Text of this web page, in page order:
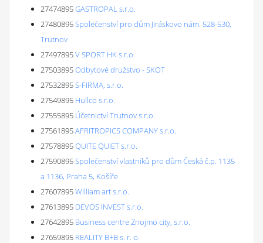
27474895GASTROPAL s.r.o.
27480895Společenství pro dům Jiráskovo nám. 528-530,
Trutnov
27497895V SPORT HK s.r.o.
27503895Odbytové družstvo - SKOT
27532895S-FIRMA, s.r.o.
27549895 Hullco s.r.o.
27555895 Účetnictví Trutnov s.r.o.
27561895AFRITROPICS COMPANY s.r.o.
27578895QUITE QUIET s.r.o.
27590895Společenství vlastníků pro dům Česká č.p. 1135
a 1136, Praha 5, Košíře
27607895William art s.r.o.
27613895 DEVOS INVEST s.r.o.
27642895 Business centre Znojmo city, s.r.o.
27659895 REALITY B+B s. r. o.